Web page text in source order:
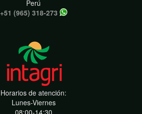
Perú
+51 (965) 318-273
Horarios de atención:
Lunes-Viernes
08:00-14:30